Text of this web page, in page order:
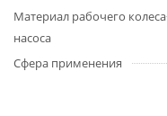
Материал рабочего колеса
насоса
Сфера применения